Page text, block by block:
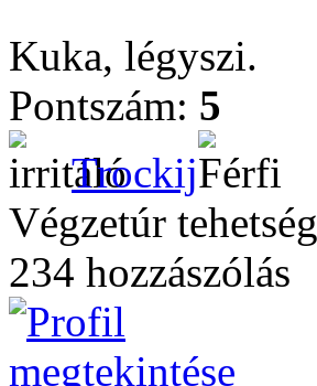
Kuka, légyszi.
Pontszám: 5
Trockij
Végzetúr tehetség
234 hozzászólás